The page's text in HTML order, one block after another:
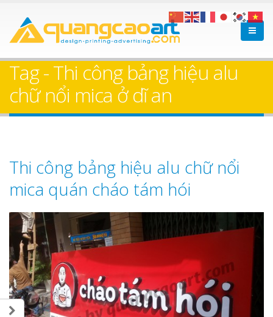
Tag - Thi công bảng hiệu alu
chữ nổi mica ở dĩ an
Thi công bảng hiệu alu chữ nổi
mica quán cháo tám hói